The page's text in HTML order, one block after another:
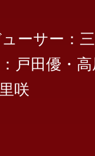
ーサー：
戸田優・
咲